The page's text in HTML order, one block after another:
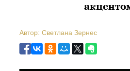
Автор: Светлана Зернес